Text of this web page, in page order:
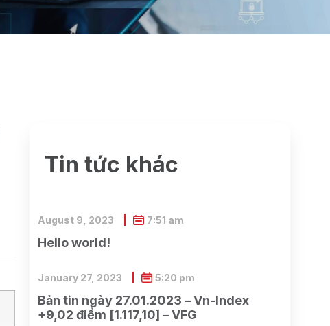
Tin tức khác
Hello world!
August 9, 2023 7:51 am
Bản tin ngày 27.01.2023 – Vn-Index
+9,02 điểm [1.117,10] – VFG
January 27, 2023 5:20 pm